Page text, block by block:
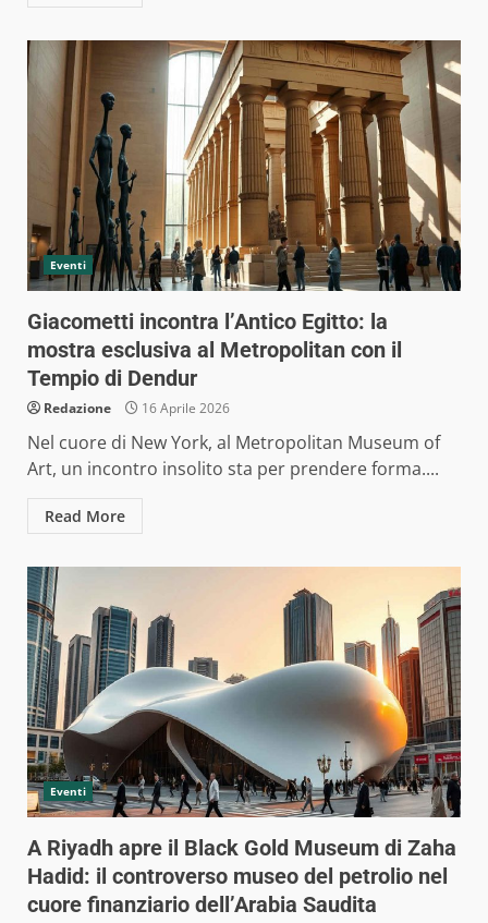
Eventi
Giacometti incontra l’Antico Egitto: la
mostra esclusiva al Metropolitan con il
Tempio di Dendur
Redazione 16 Aprile 2026
Nel cuore di New York, al Metropolitan Museum of
Art, un incontro insolito sta per prendere forma....
Read More
Eventi
A Riyadh apre il Black Gold Museum di Zaha
Hadid: il controverso museo del petrolio nel
cuore finanziario dell’Arabia Saudita